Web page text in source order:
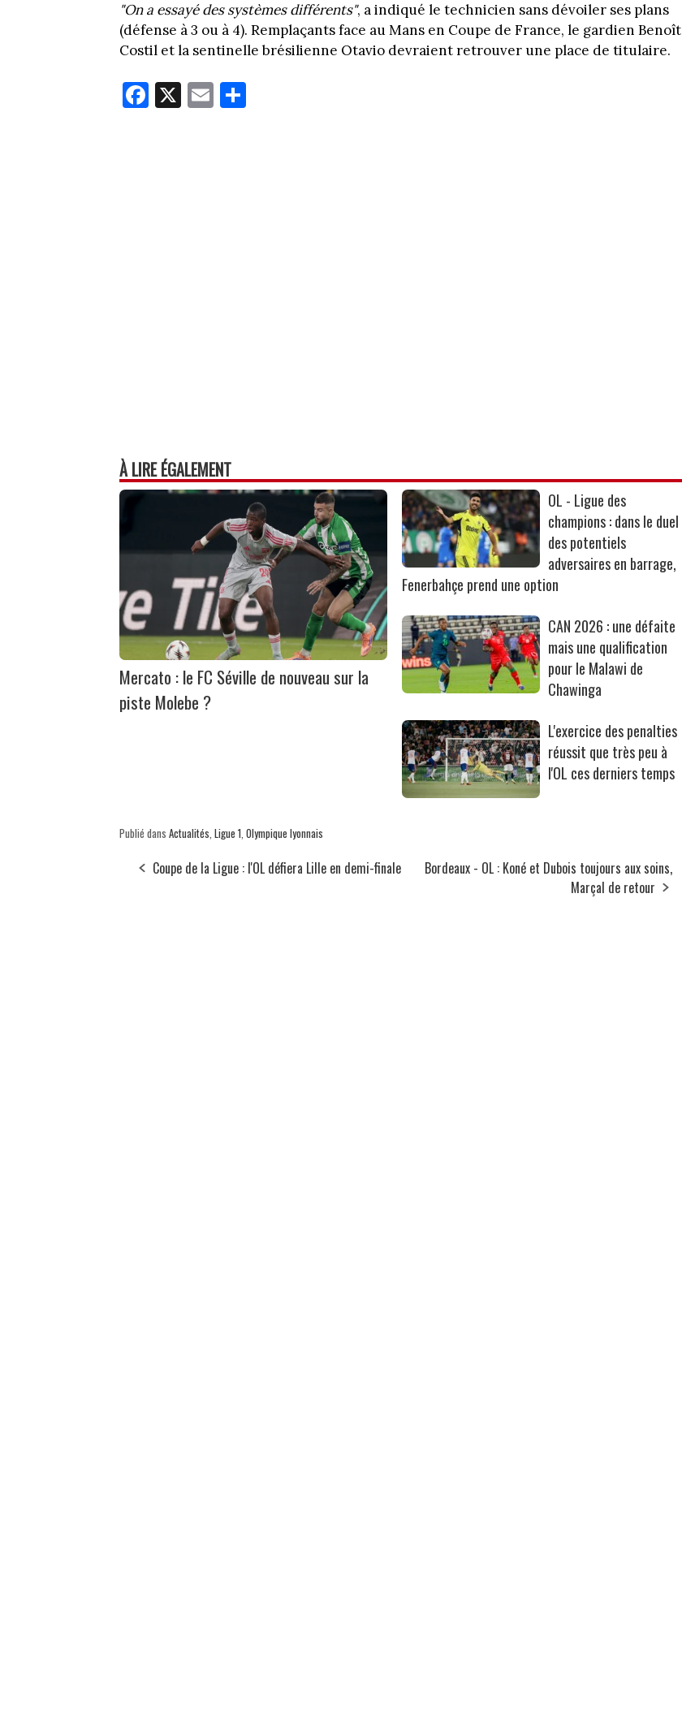
"On a essayé des systèmes différents", a indiqué le technicien sans dévoiler ses plans
(défense à 3 ou à 4). Remplaçants face au Mans en Coupe de France, le gardien Benoît
Costil et la sentinelle brésilienne Otavio devraient retrouver une place de titulaire.
Fa
ce
X E
m
À LIRE ÉGALEMENT
Mercato : le FC Séville de nouveau sur la
piste Molebe ?
OL - Ligue des
champions : dans le duel
des potentiels
adversaires en barrage,
Fenerbahçe prend une option
CAN 2026 : une défaite
mais une qualification
pour le Malawi de
Chawinga
L'exercice des penalties
réussit que très peu à
l'OL ces derniers temps
Publié dans Actualités, Ligue 1, Olympique lyonnais
Coupe de la Ligue : l'OL défiera Lille en demi-finale
Bordeaux - OL : Koné et Dubois toujours aux soins,
Marçal de retour